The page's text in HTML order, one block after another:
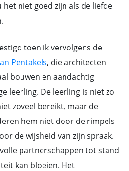
het niet goed zijn als de liefde
toen ik vervolgens de
Pentakels, die architecten
bouwen en aandachtig
leerling. De leerling is niet zo
zoveel bereikt, maar de
hem niet door de rimpels
de wijsheid van zijn spraak.
partnerschappen tot stand
kan bloeien. Het